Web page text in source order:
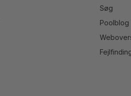
Søg
Poolblog